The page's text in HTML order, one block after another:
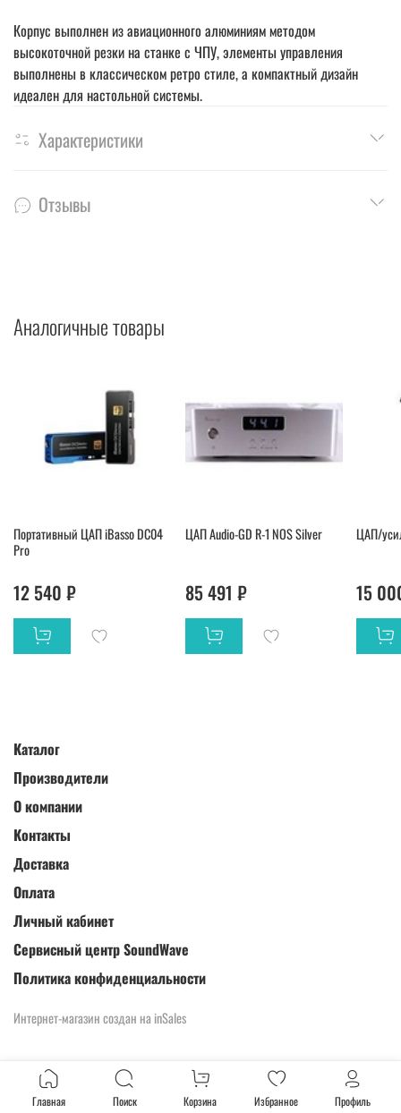
Корпус выполнен из авиационного алюминиям методом
высокоточной резки на станке с ЧПУ, элементы управления
выполнены в классическом ретро стиле, а компактный дизайн
идеален для настольной системы.
Характеристики
Отзывы
Аналогичные товары
Портативный ЦАП iBasso DC04
Pro
12 540 ₽
ЦАП Audio-GD R-1 NOS Silver
85 491 ₽
ЦАП/
15
Каталог
Производители
О компании
Контакты
Доставка
Оплата
Личный кабинет
Сервисный центр SoundWave
Политика конфиденциальности
Интернет-магазин создан на inSales
Главная Поиск Корзина Избранное Профиль